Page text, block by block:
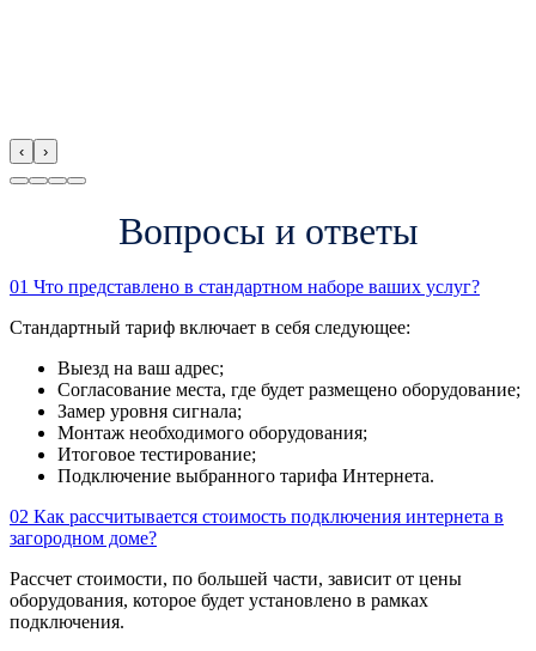
‹ ›
Вопросы и ответы
01 Что представлено в стандартном наборе ваших услуг?
Стандартный тариф включает в себя следующее:
Выезд на ваш адрес;
Согласование места, где будет размещено оборудование;
Замер уровня сигнала;
Монтаж необходимого оборудования;
Итоговое тестирование;
Подключение выбранного тарифа Интернета.
02 Как рассчитывается стоимость подключения интернета в
загородном доме?
Рассчет стоимости, по большей части, зависит от цены
оборудования, которое будет установлено в рамках
подключения.